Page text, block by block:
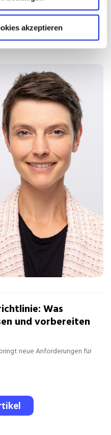
akzeptieren
Was
und vorbereiten
neue Anforderungen für